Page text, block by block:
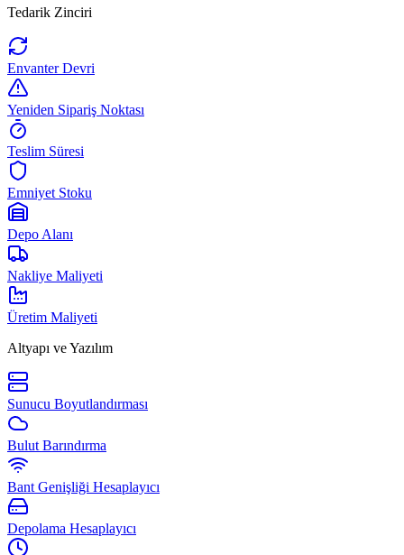
Tedarik Zinciri
Envanter Devri
Yeniden Sipariş Noktası
Teslim Süresi
Emniyet Stoku
Depo Alanı
Nakliye Maliyeti
Üretim Maliyeti
Altyapı ve Yazılım
Sunucu Boyutlandırması
Bulut Barındırma
Bant Genişliği Hesaplayıcı
Depolama Hesaplayıcı